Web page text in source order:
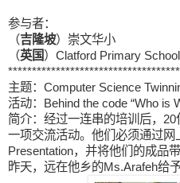
参与者：
（吉隆坡）崇文华小
（英国）Clatford Primary
主题：Computer Science
活动：Behind the code “Who is
简介：经过一连串的培训后，
一项交流活动。他们必须通过
Presentation，并将他们的成品
昨天，远在他乡的Ms.Arafeh给